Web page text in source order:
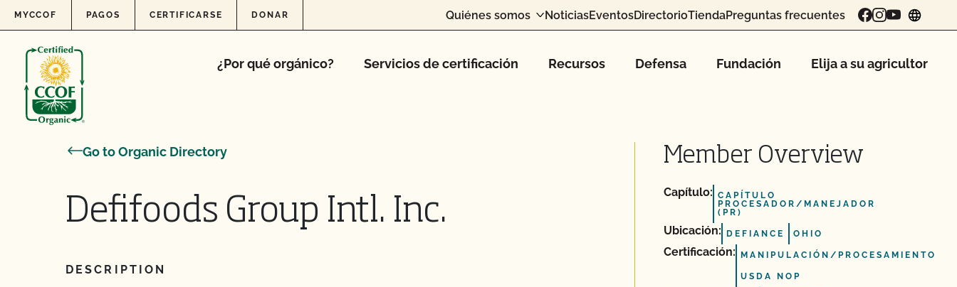
Skip to content
MYCCOF PAGOS CERTIFICARSE DONAR Quiénes somos NoticiasEventosDirectorioTiendaPreguntas frecuentes
¿Por qué orgánico? Servicios de certificación Recursos Defensa Fundación Elija a su agricultor
Go to Organic Directory
Defifoods Group Intl. Inc.
DESCRIPTION
Member Overview
Capítulo: CAPÍTULO
PROCESADOR/MANEJADOR
(PR)
Ubicación: DEFIANCE OHIO
Certificación: MANIPULACIÓN/PROCESAMIENTO
USDA NOP